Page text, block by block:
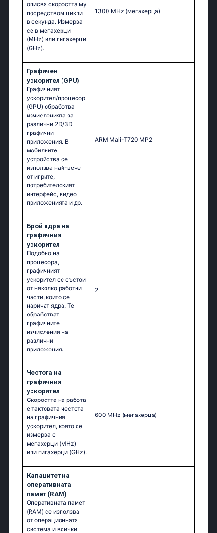
описва скоростта му
посредством цикли
в секунда. Измерва
се в мегахерци
(MHz) или гигахерци
(GHz).
1300 MHz (мегахерца)
Графичен
ускорител (GPU)
Графичният
ускорител/процесор
(GPU) обработва
изчисленията за
различни 2D/3D
графични
приложения. В
мобилните
устройства се
използва най-вече
от игрите,
потребителският
интерфейс, видео
приложенията и др.
ARM Mali-T720 MP2
Брой ядра на
графичния
ускорител
Подобно на
процесора,
графичният
ускорител се състои
от няколко работни
части, които се
наричат ядра. Те
обработват
графичните
изчисления на
различни
приложения.
2
Честота на
графичния
ускорител
Скоростта на работа
е тактовата честота
на графичния
ускорител, която се
измерва с
мегахерци (MHz)
или гигахерци (GHz).
600 MHz (мегахерца)
Капацитет на
оперативната
памет (RAM)
Оперативната памет
(RAM) се използва
от операционната
система и всички